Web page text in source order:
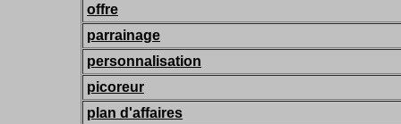
offre
parrainage
personnalisation
picoreur
plan d'affaires